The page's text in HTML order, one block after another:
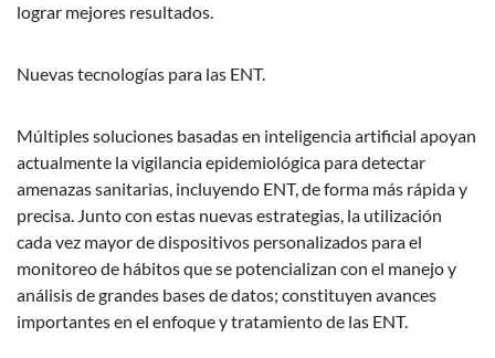
lograr mejores resultados.
Nuevas tecnologías para las ENT.
Múltiples soluciones basadas en inteligencia artificial apoyan
actualmente la vigilancia epidemiológica para detectar
amenazas sanitarias, incluyendo ENT, de forma más rápida y
precisa. Junto con estas nuevas estrategias, la utilización
cada vez mayor de dispositivos personalizados para el
monitoreo de hábitos que se potencializan con el manejo y
análisis de grandes bases de datos; constituyen avances
importantes en el enfoque y tratamiento de las ENT.